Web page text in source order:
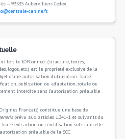
— 93535 Aubervilliers Cedex.
canine.fr.
le site LOFConnect (structure, textes,
logos, etc.) est la propriété exclusive de la
d'une autorisation d'utilisation. Toute
publication ou adaptation, totale ou
interdite sans l'autorisation préalable
Français) constitue une base de
prévu aux articles L.341-1 et suivants du
Toute extraction ou réutilisation substantielle
préalable de la SCC.